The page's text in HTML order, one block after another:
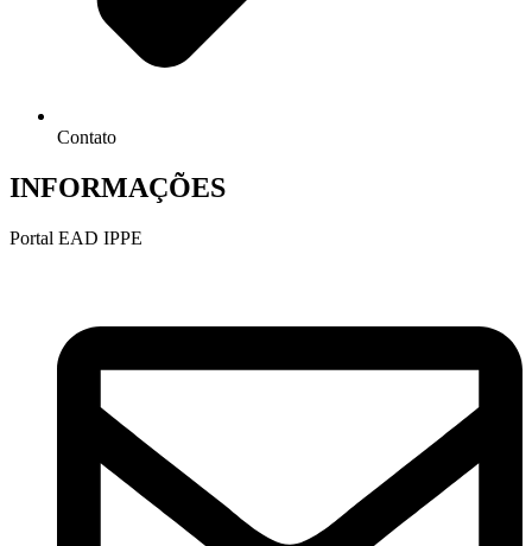
Contato
INFORMAÇÕES
Portal EAD IPPE